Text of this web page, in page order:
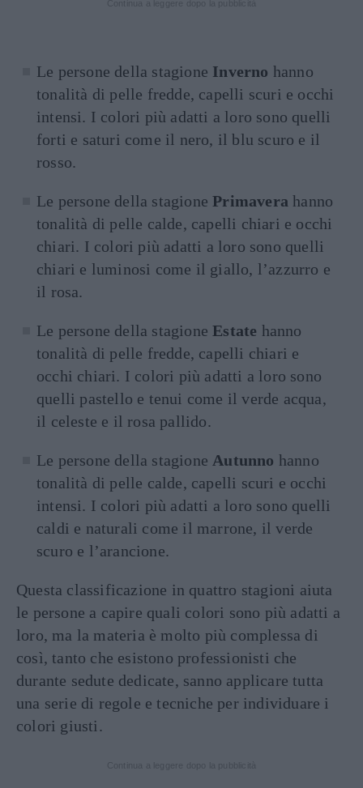
Le persone della stagione Inverno hanno
tonalità di pelle fredde, capelli scuri e occhi
intensi. I colori più adatti a loro sono quelli
forti e saturi come il nero, il blu scuro e il
rosso.
Le persone della stagionePrimavera hanno
tonalità di pelle calde, capelli chiari e occhi
chiari. I colori più adatti a loro sono quelli
chiari e luminosi come il giallo, l’azzurro e
il rosa.
Le persone della stagioneEstate hanno
tonalità di pelle fredde, capelli chiari e
occhi chiari. I colori più adatti a loro sono
quelli pastello e tenui come il verde acqua,
il celeste e il rosa pallido.
Le persone della stagione Autunno hanno
tonalità di pelle calde, capelli scuri e occhi
intensi. I colori più adatti a loro sono quelli
caldi e naturali come il marrone, il verde
scuro e l’arancione.
Questa classificazione in quattro stagioni aiuta
le persone a capire quali colori sono più adatti a
loro, ma la materia è molto più complessa di
così, tanto che esistono professionisti che
durante sedute dedicate, sanno applicare tutta
una serie di regole e tecniche per individuare i
colori giusti.